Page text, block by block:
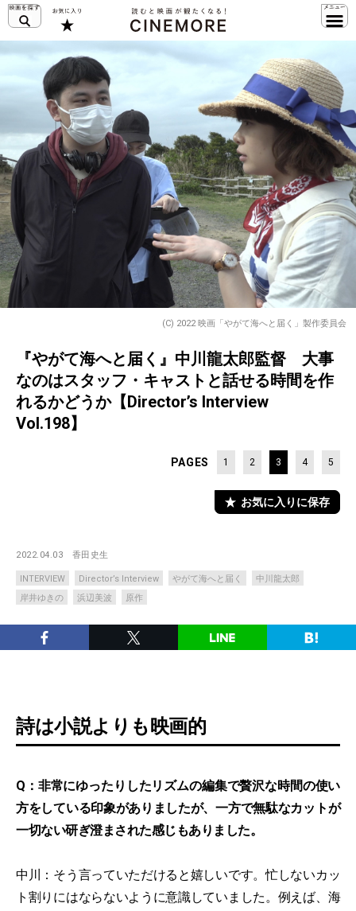
(C) 2022 映画「やがて海へと届く」製作委員会
『やがて海へと届く』中川龍太郎監督 大事
なのはスタッフ・キャストと話せる時間を作
れるかどうか【Director’s Interview
Vol.198】
PAGES 1 2 3 4 5
お気に入りに保存
2022.04.03 香田史生
INTERVIEW Director’s Interview やがて海へと届く
中川龍太郎
岸井ゆきの
浜辺美波 原作
詩は小説よりも映画的
Q：非常にゆったりしたリズムの編集で贅沢な時間の使い
方をしている印象がありましたが、一方で無駄なカットが
一切ない研ぎ澄まされた感じもありました。
中川：そう言っていただけると嬉しいです。忙しないカッ
ト割りにはならないように意識していました。例えば、海